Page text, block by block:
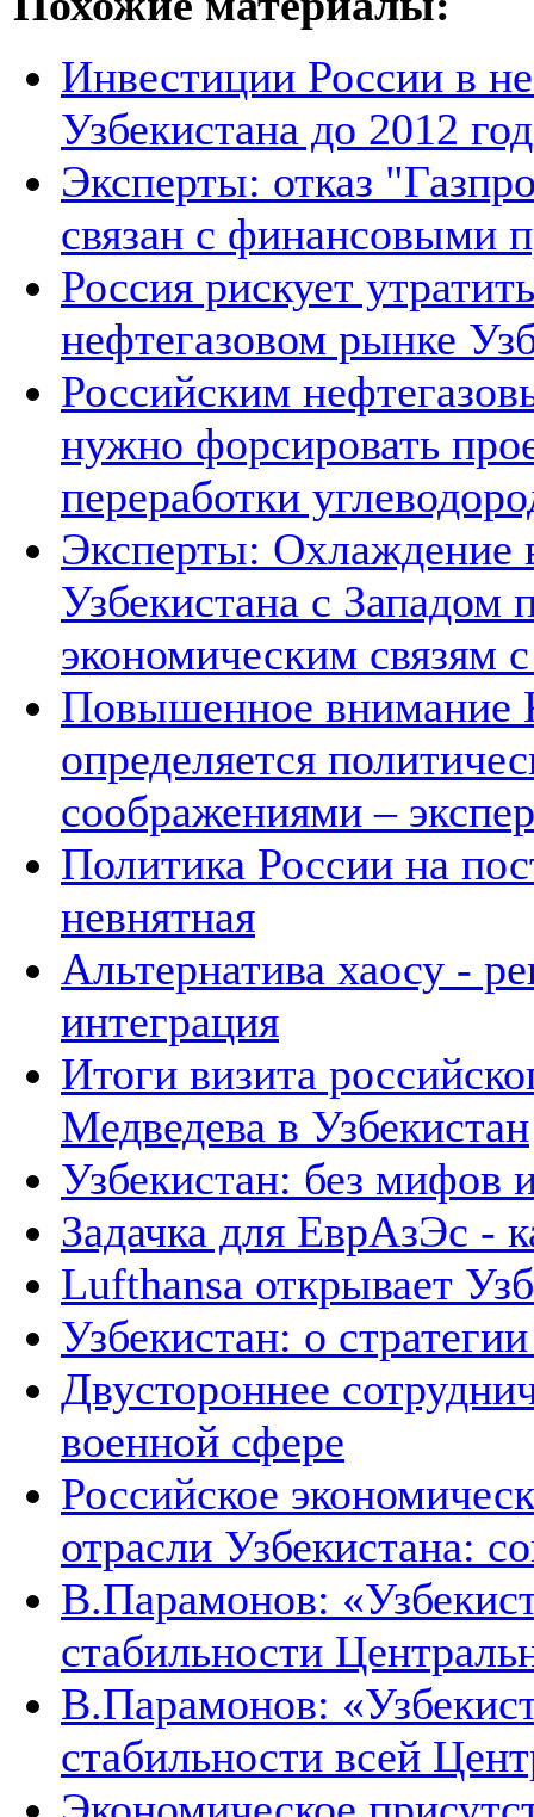
Инвестиции России в
Узбекистана до 2012
Эксперты: отказ
связан с финансовыми
Россия рискует
нефтегазовом рынке
Российским
нужно форсировать
переработки
Эксперты: Охлаждение
Узбекистана с
экономическим связям
Повышенное внимание
определяется
соображениями –
Политика России на
невнятная
Альтернатива хаосу -
интеграция
Итоги визита
Медведева в Узбекистан
Узбекистан: без мифов
Задачка для ЕврАзЭс -
Lufthansa открывает
Узбекистан: о
Двустороннее
военной сфере
Российское
отрасли Узбекистана:
В.Парамонов:
стабильности
В.Парамонов:
стабильности всей